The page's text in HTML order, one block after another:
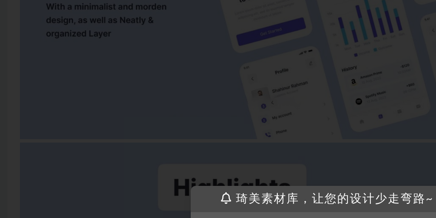
琦美素材库，让您的设计少走弯路~